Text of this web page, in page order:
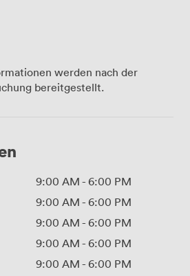
werden nach der
bereitgestellt.
9:00 AM - 6:00 PM
9:00 AM - 6:00 PM
9:00 AM - 6:00 PM
9:00 AM - 6:00 PM
9:00 AM - 6:00 PM